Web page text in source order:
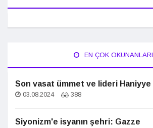
EN ÇOK OKUNANLARI
Son vasat ümmet ve lideri Haniyye
03.08.2024 388
Siyonizm'e isyanın şehri: Gazze